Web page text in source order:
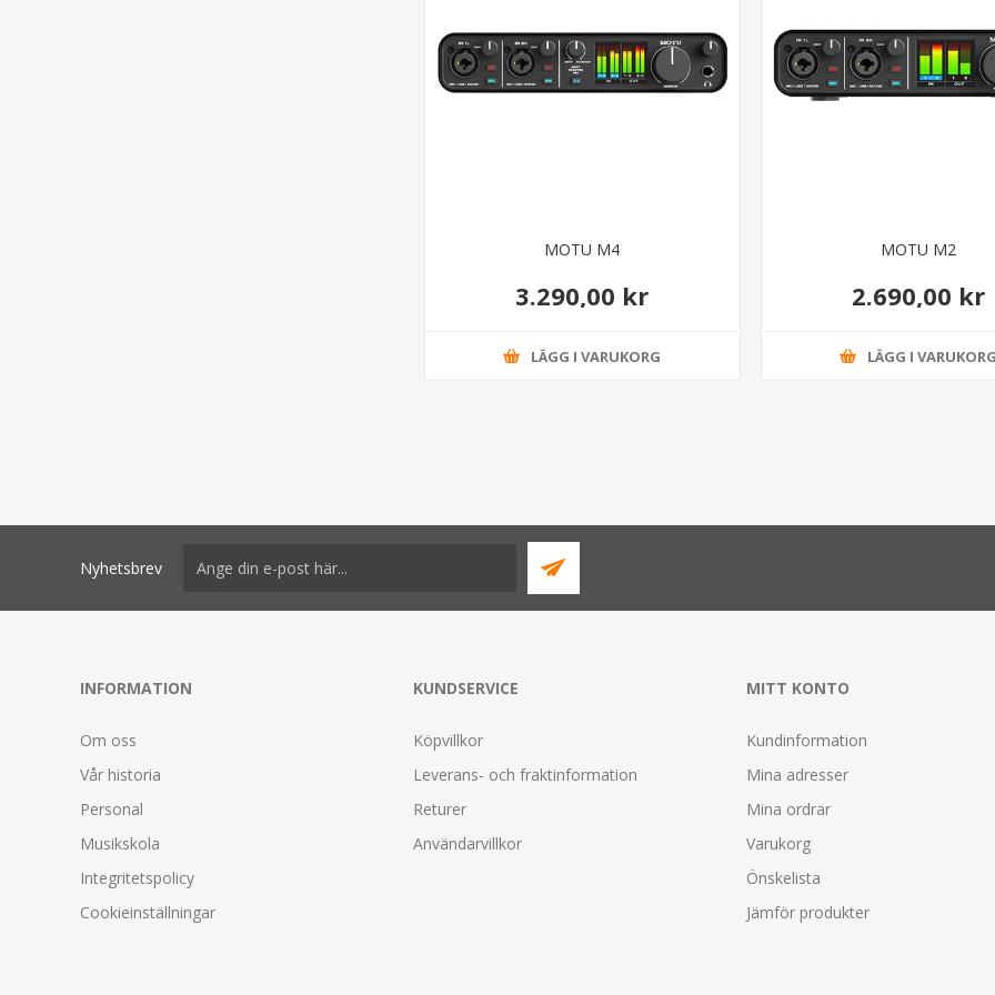
MOTU M4
3.290,00 kr
LÄGG I VARUKORG
MOTU M2
2.690,00 kr
LÄGG I
Nyhetsbrev
INFORMATION
Om oss
Vår historia
Personal
Musikskola
Integritetspolicy
Cookieinställningar
KUNDSERVICE
Köpvillkor
Leverans- och fraktinformation
Returer
Användarvillkor
MITT KONTO
Kundinformation
Mina adresser
Mina ordrar
Varukorg
Önskelista
Jämför produkter